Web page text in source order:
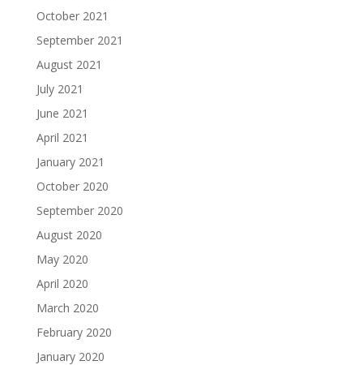
October 2021
September 2021
August 2021
July 2021
June 2021
April 2021
January 2021
October 2020
September 2020
August 2020
May 2020
April 2020
March 2020
February 2020
January 2020